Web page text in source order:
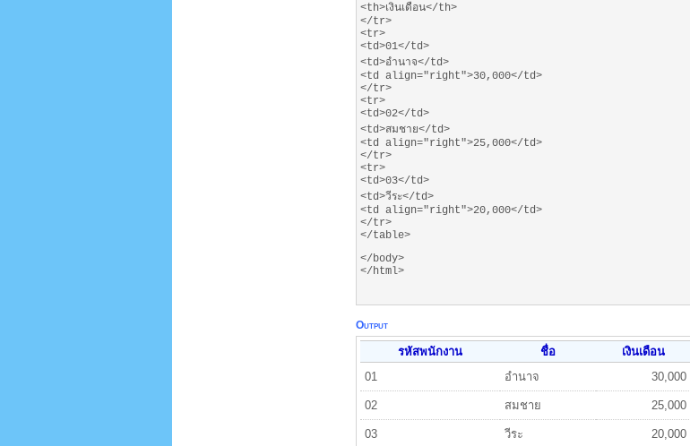
<th>เงินเดือน</th>
</tr>
<tr>
<td>01</td>
<td>อำนาจ</td>
<td align="right">30,000</td>
</tr>
<tr>
<td>02</td>
<td>สมชาย</td>
<td align="right">25,000</td>
</tr>
<tr>
<td>03</td>
<td>วีระ</td>
<td align="right">20,000</td>
</tr>
</table>
</body>
</html>
Output
รหัสพนักงาน ชื่อ
เงินเดือน
01
อำนาจ 30,000
02 สมชาย 25,000
03 วีระ 20,000